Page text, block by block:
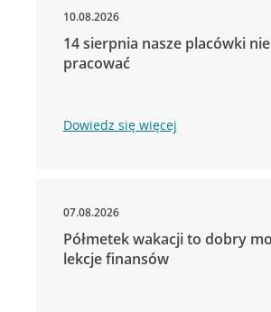
10.08.2026
14 sierpnia nasze placówki
pracować
Dowiedz się więcej
07.08.2026
Półmetek wakacji to dobry
lekcje finansów